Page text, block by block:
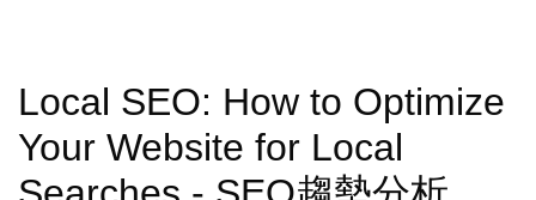
Local SEO: How to Optimize
Your Website for Local